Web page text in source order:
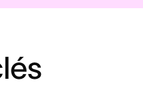
fluide :
avec les équipes
des charges